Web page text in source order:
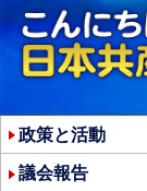
政策と活動
議会報告